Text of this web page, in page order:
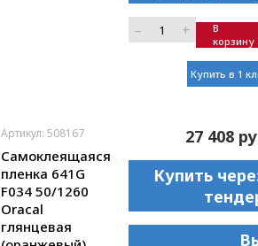
– +
В
корзину
Купить в 1
Артикул: 508167
Самоклеящаяся
пленка 641G
F034 50/1260
Oracal
глянцевая
27 408
Купить